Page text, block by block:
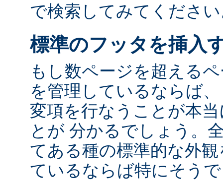
で検索してみてくださ
標準のフッタを挿入
もし数ページを超える
を管理しているならば
変項を行なうことが本
とが 分かるでしょう。
てある種の標準的な外
ているならば特にそう